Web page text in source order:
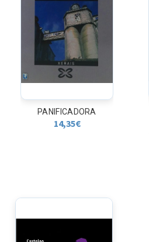
PANIFICADORA
14,35€